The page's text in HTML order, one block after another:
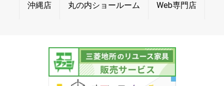
沖縄店 丸の内ショールーム Web専門店